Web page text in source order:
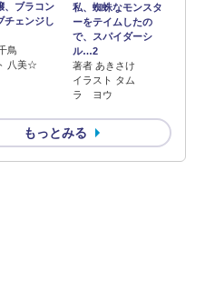
、ブラコン
チェンジし
鳥
八美☆
私、蜘蛛なモンスタ
ーをテイムしたの
で、スパイダーシ
ル…2
著者 あきさけ
イラスト タム
ラ ヨウ
もっとみる